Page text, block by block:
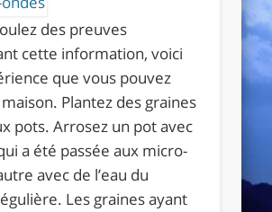
des preuves
cette information, voici
que vous pouvez
Plantez des graines
pots. Arrosez un pot avec
a été passée aux micro-
avec de l’eau du
Les graines ayant